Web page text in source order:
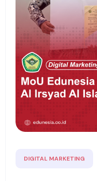
DIGITAL MARKETING